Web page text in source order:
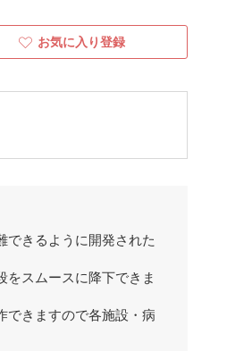
お気に入り登録
できるように開発された
をスムースに降下できま
できますので各施設・病